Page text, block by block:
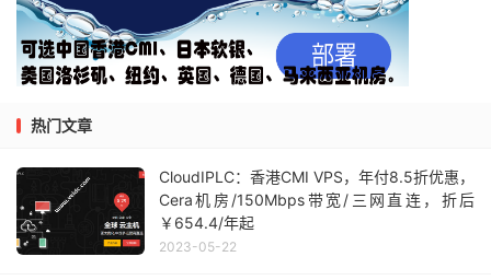
热门文章
CloudIPLC：香港CMI VPS，年付8.5折优惠，
Cera机房/150Mbps带宽/三网直连，折后
￥654.4/年起
2023-05-22